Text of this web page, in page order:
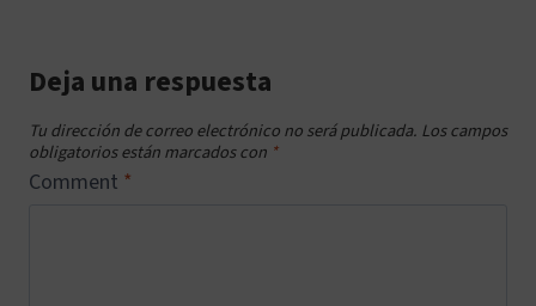
Deja una respuesta
Tu dirección de correo electrónico no será publicada. Los campos
obligatorios están marcados con *
Comment *